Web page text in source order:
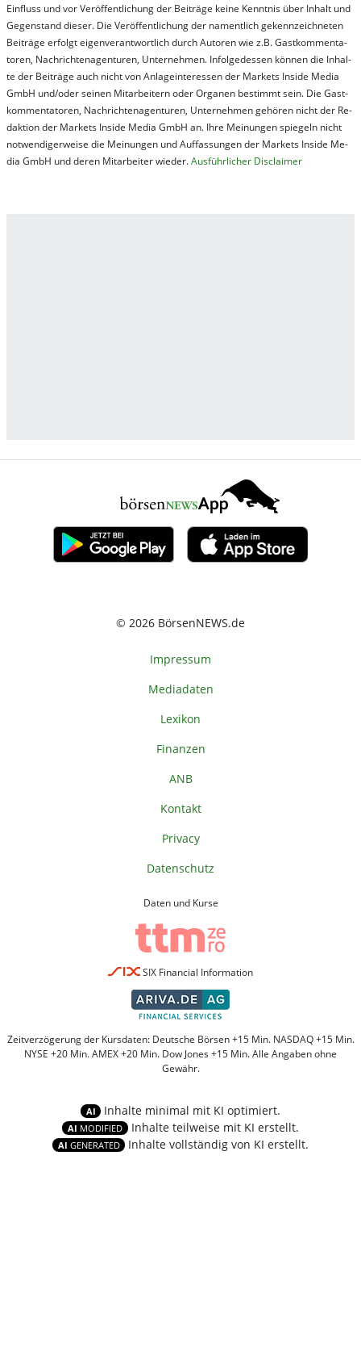
Ein­fluss und vor Ver­öf­fent­lich­ung der Bei­trä­ge kei­ne Ken­nt­nis über In­halt und
Ge­gen­stand die­ser. Die Ver­öf­fent­lich­ung der na­ment­lich ge­kenn­zeich­net­en
Bei­trä­ge er­folgt ei­gen­ver­ant­wort­lich durch Au­tor­en wie z.B. Gast­kom­men­ta­
tor­en, Nach­richt­en­ag­en­tur­en, Un­ter­neh­men. In­fol­ge­des­sen kön­nen die In­hal­
te der Bei­trä­ge auch nicht von An­la­ge­in­te­res­sen der Mar­kets In­side Me­dia
GmbH und/oder sei­nen Mit­ar­bei­tern oder Or­ga­nen be­stim­mt sein. Die Gast­
kom­men­ta­tor­en, Nach­rich­ten­ag­en­tur­en, Un­ter­neh­men ge­hör­en nicht der Re­
dak­tion der Mar­kets In­side Me­dia GmbH an. Ihre Mei­nung­en spie­geln nicht
not­wen­di­ger­wei­se die Mei­nung­en und Auf­fas­sung­en der Mar­kets In­side Me­
dia GmbH und de­ren Mit­ar­bei­ter wie­der.Aus­führ­lich­er Dis­clai­mer
© 2026 BörsenNEWS.de
Impressum
Mediadaten
Lexikon
Finanzen
ANB
Kontakt
Privacy
Datenschutz
Daten und Kurse
SIX Financial Information
Zeitverzögerung der Kursdaten: Deutsche Börsen +15 Min. NASDAQ +15 Min.
NYSE +20 Min. AMEX +20 Min. Dow Jones +15 Min. Alle Angaben ohne
Gewähr.
AI Inhalte minimal mit KI optimiert.
AI MODIFIED Inhalte teilweise mit KI erstellt.
AI GENERATED Inhalte vollständig von KI erstellt.